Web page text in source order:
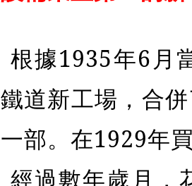
根據1935年6月
鐵道新工場，合
一部。在1929年
經過數年歲月，